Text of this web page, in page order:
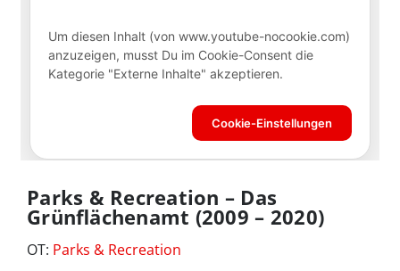
Parks & Recreation – Das
Grünflächenamt (2009 – 2020)
OT: Parks & Recreation